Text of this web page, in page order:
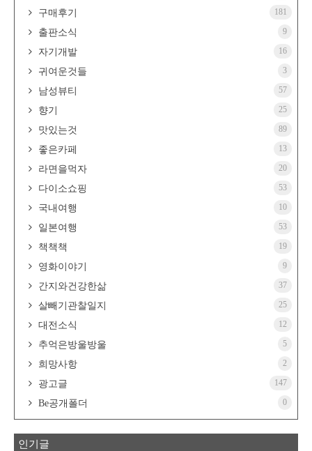
구매후기 181
출판소식 9
자기개발 16
귀여운것들 3
남성뷰티 57
향기 25
맛있는것 89
좋은카페 13
라면을먹자 20
다이소쇼핑 53
국내여행 10
일본여행 53
책책책 19
영화이야기 9
간지와건강한삶 37
살빼기관찰일지 25
대전소식 12
추억은방울방울 5
희망사항 2
광고글 147
Be공개폴더 0
인기글